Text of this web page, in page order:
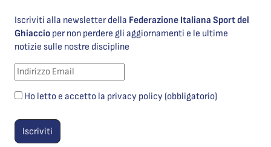
Iscriviti alla newsletter della Federazione Italiana Sport del
Ghiaccio per non perdere gli aggiornamenti e le ultime
notizie sulle nostre discipline
Ho letto e accetto la privacy policy (obbligatorio)